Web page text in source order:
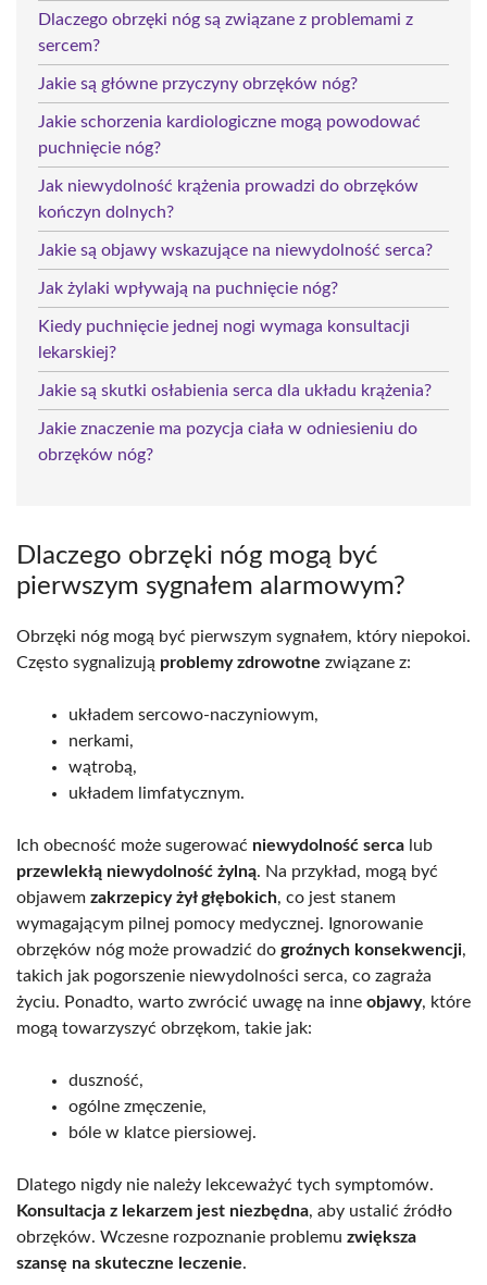
Dlaczego obrzęki nóg są związane z problemami z
sercem?
Jakie są główne przyczyny obrzęków nóg?
Jakie schorzenia kardiologiczne mogą powodować
puchnięcie nóg?
Jak niewydolność krążenia prowadzi do obrzęków
kończyn dolnych?
Jakie są objawy wskazujące na niewydolność serca?
Jak żylaki wpływają na puchnięcie nóg?
Kiedy puchnięcie jednej nogi wymaga konsultacji
lekarskiej?
Jakie są skutki osłabienia serca dla układu krążenia?
Jakie znaczenie ma pozycja ciała w odniesieniu do
obrzęków nóg?
Dlaczego obrzęki nóg mogą być
pierwszym sygnałem alarmowym?
Obrzęki nóg mogą być pierwszym sygnałem, który niepokoi.
Często sygnalizują problemy zdrowotne związane z:
układem sercowo-naczyniowym,
nerkami,
wątrobą,
układem limfatycznym.
Ich obecność może sugerować niewydolność serca lub
przewlekłą niewydolność żylną. Na przykład, mogą być
objawem zakrzepicy żył głębokich, co jest stanem
wymagającym pilnej pomocy medycznej. Ignorowanie
obrzęków nóg może prowadzić do groźnych konsekwencji,
takich jak pogorszenie niewydolności serca, co zagraża
życiu. Ponadto, warto zwrócić uwagę na inne objawy, które
mogą towarzyszyć obrzękom, takie jak:
duszność,
ogólne zmęczenie,
bóle w klatce piersiowej.
Dlatego nigdy nie należy lekceważyć tych symptomów.
Konsultacja z lekarzem jest niezbędna, aby ustalić źródło
obrzęków. Wczesne rozpoznanie problemu zwiększa
szansę na skuteczne leczenie.